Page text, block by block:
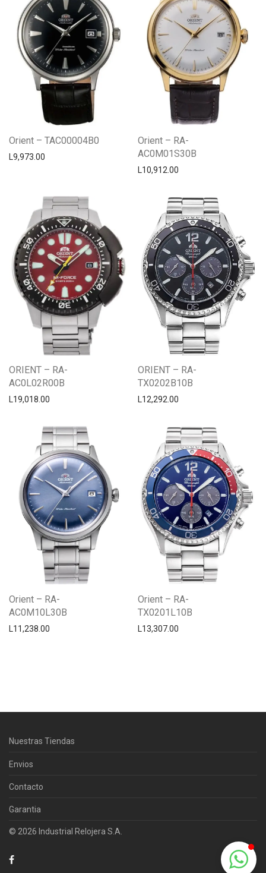
Orient – TAC00004B0
L9,973.00
Orient – RA-
AC0M01S30B
L10,912.00
ORIENT – RA-
AC0L02R00B
L19,018.00
ORIENT – RA-
TX0202B10B
L12,292.00
Orient – RA-
AC0M10L30B
L11,238.00
Orient – RA-
TX0201L10B
L13,307.00
Nuestras Tiendas
Envios
Contacto
Garantia
© 2026 Industrial Relojera S.A.